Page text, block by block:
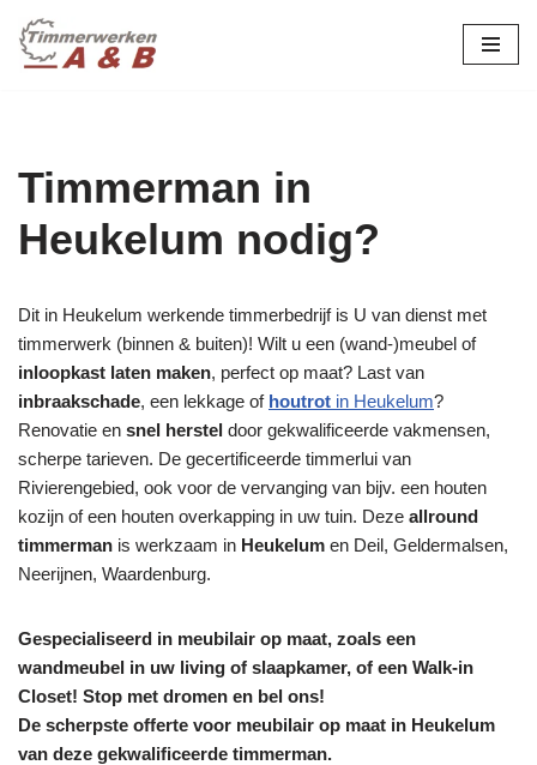
Ga
Timmerman in
Heukelum nodig?
Dit in Heukelum werkende timmerbedrijf is U van dienst met
timmerwerk (binnen & buiten)! Wilt u een (wand-)meubel of
inloopkast laten maken, perfect op maat? Last van
inbraakschade, een lekkage of houtrot in Heukelum?
Renovatie en snel herstel door gekwalificeerde vakmensen,
scherpe tarieven. De gecertificeerde timmerlui van
Rivierengebied, ook voor de vervanging van bijv. een houten
kozijn of een houten overkapping in uw tuin. Deze allround
timmerman is werkzaam in Heukelum en Deil, Geldermalsen,
Neerijnen, Waardenburg.
Gespecialiseerd in meubilair op maat, zoals een
wandmeubel in uw living of slaapkamer, of een Walk-in
Closet! Stop met dromen en bel ons!
De scherpste offerte voor meubilair op maat in Heukelum
van deze gekwalificeerde timmerman.